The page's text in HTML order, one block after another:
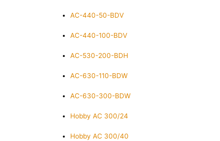
AC-440-50-BDV
AC-440-100-BDV
AC-530-200-BDH
AC-630-110-BDW
AC-630-300-BDW
Hobby AC 300/24
Hobby AC 300/40